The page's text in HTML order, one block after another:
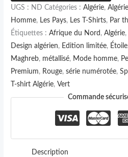
UGS : ND Catégories :Algérie,Algérie
Homme, Les Pays, Les T-Shirts, Par
Étiquettes :Afrique du Nord ,Algérie
Design algérien, Edition limitée, Étoile
Maghreb, métallisé, Mode homme,
Premium, Rouge,série numérotée,
T-shirt Algérie, Vert
Commande
Description